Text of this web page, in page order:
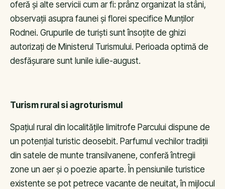
oferă și alte servicii cum ar fi: prânz organizat la stâni,
observații asupra faunei și florei specifice Munților
Rodnei. Grupurile de turiști sunt însoțite de ghizi
autorizați de Ministerul Turismului. Perioada optimă de
desfășurare sunt lunile iulie-august.
Turism rural si agroturismul
Spațiul rural din localitățile limitrofe Parcului dispune de
un potențial turistic deosebit. Parfumul vechilor tradiții
din satele de munte transilvanene, conferă întregii
zone un aer și o poezie aparte. În pensiunile turistice
existente se pot petrece vacante de neuitat, în mijlocul